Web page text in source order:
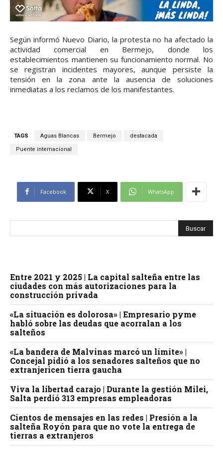
Según informó Nuevo Diario, la protesta no ha afectado la
actividad comercial en Bermejo, donde los
establecimientos mantienen su funcionamiento normal. No
se registran incidentes mayores, aunque persiste la
tensión en la zona ante la ausencia de soluciones
inmediatas a los reclamos de los manifestantes.
TAGS Aguas Blancas Bermejo destacada
Puente internacional
Facebook X WhatsApp
Entre 2021 y 2025 | La capital salteña entre las
ciudades con más autorizaciones para la
construcción privada
«La situación es dolorosa» | Empresario pyme
habló sobre las deudas que acorralan a los
salteños
«La bandera de Malvinas marcó un límite» |
Concejal pidió a los senadores salteños que no
extranjericen tierra gaucha
Viva la libertad carajo | Durante la gestión Milei,
Salta perdió 313 empresas empleadoras
Cientos de mensajes en las redes | Presión a la
salteña Royón para que no vote la entrega de
tierras a extranjeros